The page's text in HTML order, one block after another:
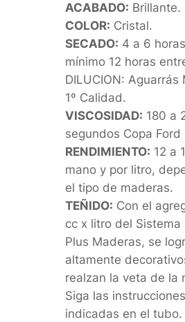
ACABADO: Brillante.
COLOR: Cristal.
SECADO: 4 a 6
mínimo 12 horas
DILUCION: Aguarrás
1º Calidad.
VISCOSIDAD: 180 a
segundos Copa Ford
RENDIMIENTO: 12 a
mano y por litro,
el tipo de maderas.
TEÑIDO: Con el
cc x litro del Sistema
Plus Maderas, se
altamente
realzan la veta de la
Siga las
indicadas en el tubo.